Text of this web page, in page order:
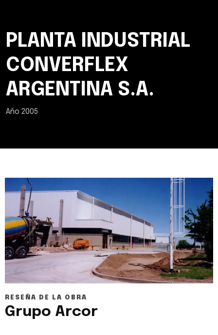
PLANTA INDUSTRIAL
CONVERFLEX
ARGENTINA S.A.
Año 2005
RESEÑA DE LA OBRA
Grupo Arcor